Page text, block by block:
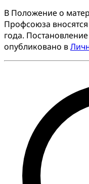
В Положение о
Профсоюза
года.
опубликовано в